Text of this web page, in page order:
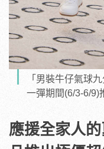
「男裝牛仔氣球
一彈期間(6/3-6/9)
應援全家人